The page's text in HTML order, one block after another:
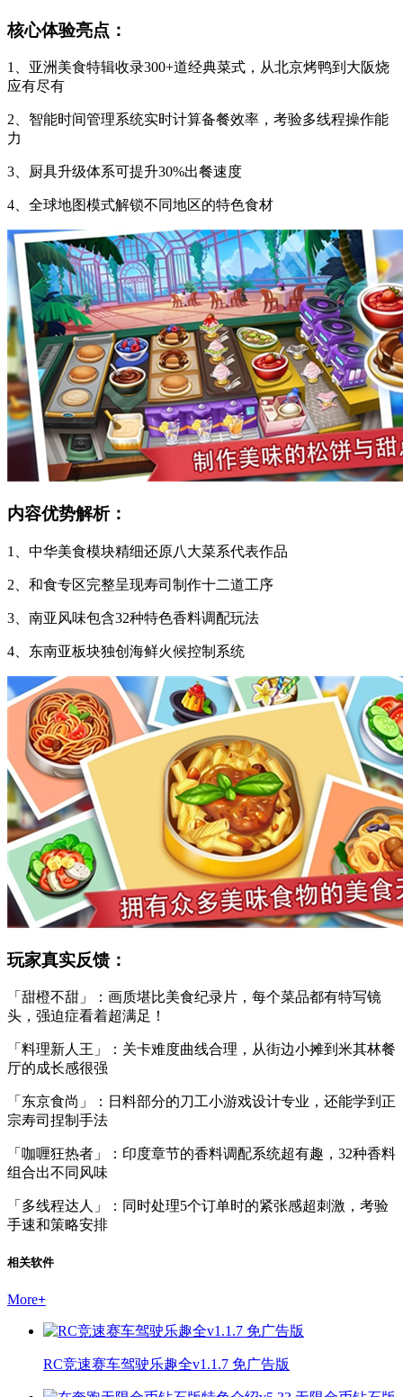
核心体验亮点：
1、亚洲美食特辑收录300+道经典菜式，从北京烤鸭到大阪烧
应有尽有
2、智能时间管理系统实时计算备餐效率，考验多线程操作能
力
3、厨具升级体系可提升30%出餐速度
4、全球地图模式解锁不同地区的特色食材
内容优势解析：
1、中华美食模块精细还原八大菜系代表作品
2、和食专区完整呈现寿司制作十二道工序
3、南亚风味包含32种特色香料调配玩法
4、东南亚板块独创海鲜火候控制系统
玩家真实反馈：
「甜橙不甜」：画质堪比美食纪录片，每个菜品都有特写镜
头，强迫症看着超满足！
「料理新人王」：关卡难度曲线合理，从街边小摊到米其林餐
厅的成长感很强
「东京食尚」：日料部分的刀工小游戏设计专业，还能学到正
宗寿司捏制手法
「咖喱狂热者」：印度章节的香料调配系统超有趣，32种香料
组合出不同风味
「多线程达人」：同时处理5个订单时的紧张感超刺激，考验
手速和策略安排
相关软件
More+
RC竞速赛车驾驶乐趣全v1.1.7 免广告版